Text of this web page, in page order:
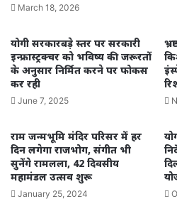
March 18, 2026
योगी सरकारबड़े स्तर पर सरकारी
इन्फ्रास्ट्रक्चर को भविष्य की जरूरतों
के अनुसार निर्मित करने पर फोकस
कर रही
June 7, 2025
राम जन्मभूमि मंदिर परिसर में हर
दिन लगेगा राजभोग, संगीत भी
सुनेंगे रामलला, 42 दिवसीय
महामंडल उत्सव शुरू
January 25, 2024